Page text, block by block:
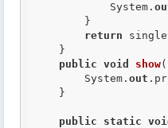
            System.
return
public void show
        System.
out
public static